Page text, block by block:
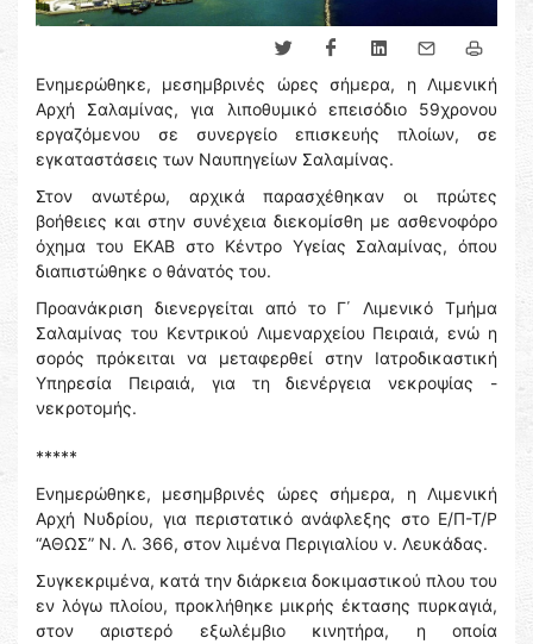
Ενημερώθηκε, μεσημβρινές ώρες σήμερα, η Λιμενική
Αρχή Σαλαμίνας, για λιποθυμικό επεισόδιο 59χρονου
εργαζόμενου σε συνεργείο επισκευής πλοίων, σε
εγκαταστάσεις των Ναυπηγείων Σαλαμίνας.
Στον ανωτέρω, αρχικά παρασχέθηκαν οι πρώτες
βοήθειες και στην συνέχεια διεκομίσθη με ασθενοφόρο
όχημα του ΕΚΑΒ στο Κέντρο Υγείας Σαλαμίνας, όπου
διαπιστώθηκε ο θάνατός του.
Προανάκριση διενεργείται από το Γ΄ Λιμενικό Τμήμα
Σαλαμίνας του Κεντρικού Λιμεναρχείου Πειραιά, ενώ η
σορός πρόκειται να μεταφερθεί στην Ιατροδικαστική
Υπηρεσία Πειραιά, για τη διενέργεια νεκροψίας -
νεκροτομής.
*****
Ενημερώθηκε, μεσημβρινές ώρες σήμερα, η Λιμενική
Αρχή Νυδρίου, για περιστατικό ανάφλεξης στο Ε/Π-Τ/Ρ
“ΑΘΩΣ” Ν. Λ. 366, στον λιμένα Περιγιαλίου ν. Λευκάδας.
Συγκεκριμένα, κατά την διάρκεια δοκιμαστικού πλου του
εν λόγω πλοίου, προκλήθηκε μικρής έκτασης πυρκαγιά,
στον αριστερό εξωλέμβιο κινητήρα, η οποία